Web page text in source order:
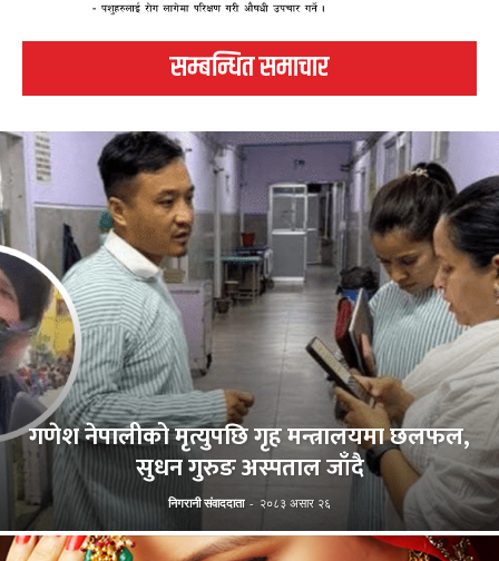
सम्बन्धित समाचार
गणेश नेपालीको मृत्युपछि गृह मन्त्रालयमा छलफल,
सुधन गुरुङ अस्पताल जाँदै
निगरानी संवाददाता - २०८३ असार २६